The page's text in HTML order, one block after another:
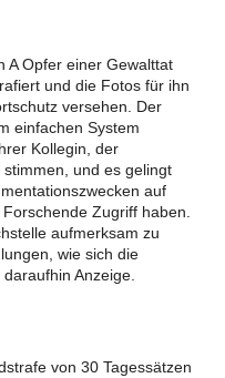
A Opfer einer Gewalttat
und die Fotos für ihn
versehen. Der
einfachen System
Kollegin, der
und es gelingt
auf
Zugriff haben.
aufmerksam zu
wie sich die
Anzeige.
von 30 Tagessätzen